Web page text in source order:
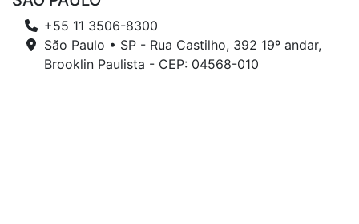
+55 11 3506-8300
São Paulo • SP - Rua Castilho, 392 19º andar,
Brooklin Paulista - CEP: 04568-010